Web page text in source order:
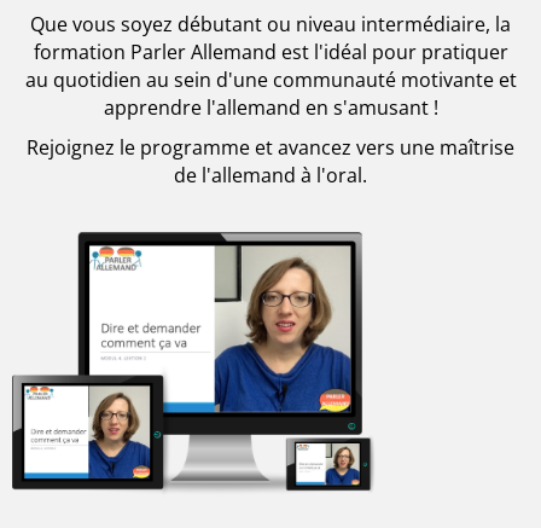
Que vous soyez débutant ou niveau intermédiaire, la
formation Parler Allemand est l'idéal pour pratiquer
au quotidien au sein d'une communauté motivante et
apprendre l'allemand en s'amusant !
Rejoignez le programme et avancez vers une maîtrise
de l'allemand à l'oral.